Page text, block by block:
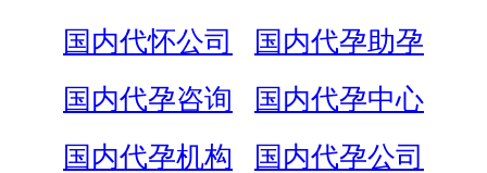
国内代怀公司
国内代孕助孕
国内代孕咨询
国内代孕中心
国内代孕机构
国内代孕公司